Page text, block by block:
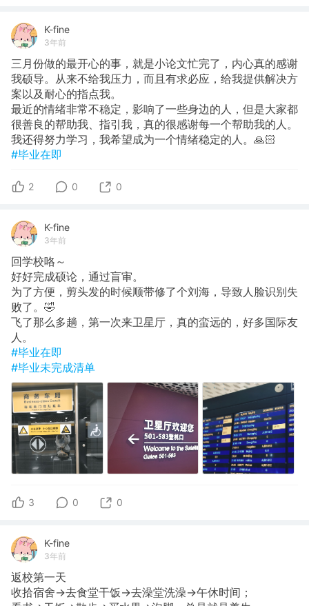
K-fine
3年前
三月份做的最开心的事，就是小论文忙完了，内心真的感谢
我硕导。从来不给我压力，而且有求必应，给我提供解决方
案以及耐心的指点我。
最近的情绪非常不稳定，影响了一些身边的人，但是大家都
很善良的帮助我、指引我，真的很感谢每一个帮助我的人。
我还得努力学习，我希望成为一个情绪稳定的人。🙏🏻
#毕业在即
2 0 0
K-fine
3年前
回学校咯～
好好完成硕论，通过盲审。
为了方便，剪头发的时候顺带修了个刘海，导致人脸识别失
败了。🤣
飞了那么多趟，第一次来卫星厅，真的蛮远的，好多国际友
人。
#毕业在即
#毕业未完成清单
3 0 0
K-fine
3年前
返校第一天
收拾宿舍→去食堂干饭→去澡堂洗澡→午休时间；